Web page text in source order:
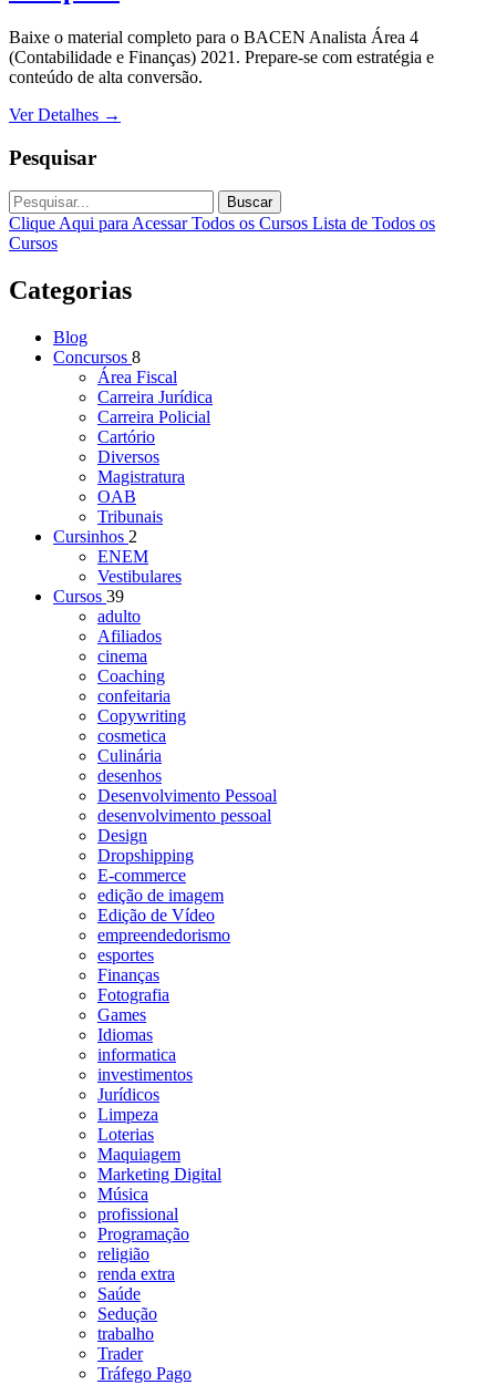
Baixe o material completo para o BACEN Analista Área 4
(Contabilidade e Finanças) 2021. Prepare-se com estratégia e
conteúdo de alta conversão.
Ver Detalhes →
Pesquisar
Buscar
Clique Aqui para Acessar Todos os Cursos Lista de Todos os
Cursos
Categorias
Blog
Concursos 8
Área Fiscal
Carreira Jurídica
Carreira Policial
Cartório
Diversos
Magistratura
OAB
Tribunais
Cursinhos 2
ENEM
Vestibulares
Cursos 39
adulto
Afiliados
cinema
Coaching
confeitaria
Copywriting
cosmetica
Culinária
desenhos
Desenvolvimento Pessoal
desenvolvimento pessoal
Design
Dropshipping
E-commerce
edição de imagem
Edição de Vídeo
empreendedorismo
esportes
Finanças
Fotografia
Games
Idiomas
informatica
investimentos
Jurídicos
Limpeza
Loterias
Maquiagem
Marketing Digital
Música
profissional
Programação
religião
renda extra
Saúde
Sedução
trabalho
Trader
Tráfego Pago